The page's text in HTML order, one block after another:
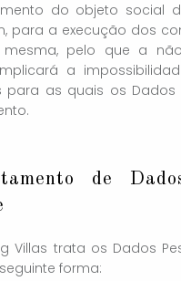
do objeto social
para a execução dos
pelo que a
a
para as quais os Dados
de
Villas trata os Dados
forma: